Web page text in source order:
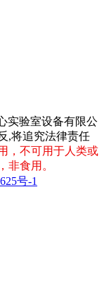
实验室设备有限公
,将追究法律责任
，不可用于人类或
非食用。
号-1